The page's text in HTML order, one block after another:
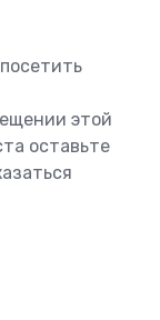
этой
оставьте